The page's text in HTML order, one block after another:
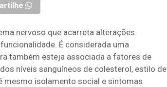
nervoso que acarreta alterações
É considerada uma
também esteja associada a fatores de
níveis sanguíneos de colesterol, estilo de
mesmo isolamento social e sintomas